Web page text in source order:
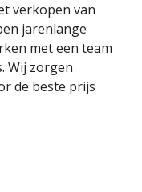
verkopen van
jarenlange
met een team
Wij zorgen
de beste prijs